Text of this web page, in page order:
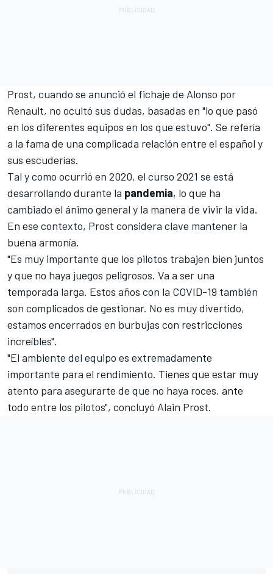
Prost, cuando se anunció el fichaje de Alonso por
Renault, no ocultó sus dudas, basadas en "lo que pasó
en los diferentes equipos en los que estuvo". Se refería
a la fama de una complicada relación entre el español y
sus escuderías.
Tal y como ocurrió en 2020, el curso 2021 se está
desarrollando durante la pandemia, lo que ha
cambiado el ánimo general y la manera de vivir la vida.
En ese contexto, Prost considera clave mantener la
buena armonía.
"Es muy importante que los pilotos trabajen bien juntos
y que no haya juegos peligrosos. Va a ser una
temporada larga. Estos años con la COVID-19 también
son complicados de gestionar. No es muy divertido,
estamos encerrados en burbujas con restricciones
increíbles".
"El ambiente del equipo es extremadamente
importante para el rendimiento. Tienes que estar muy
atento para asegurarte de que no haya roces, ante
todo entre los pilotos", concluyó Alain Prost.